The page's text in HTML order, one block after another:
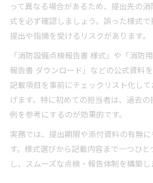
って異なる場合があるため、提出先の
式を必ず確認しましょう。誤った様式
提出や指摘を受けるリスクがあります。
「消防設備点検報告書 様式」や「消防
報告書 ダウンロード」などの公式資料
記載項目を事前にチェックリスト化し
げます。特に初めての担当者は、過去
例を参考にするのが効果的です。
実務では、提出期限や添付資料の有無
す。様式選びから記載内容まで一つひ
し、スムーズな点検・報告体制を構築し